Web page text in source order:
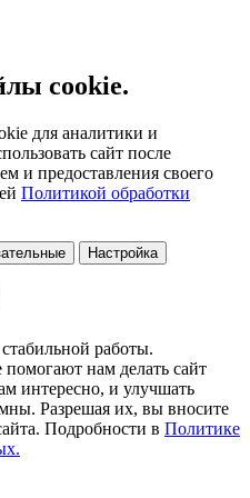
cookie.
для аналитики и
сайт после
и предоставления своего
Политикой обработки
Настройка
работы.
нам делать сайт
интересно, и улучшать
Разрешая их, вы вносите
Подробности в Политике